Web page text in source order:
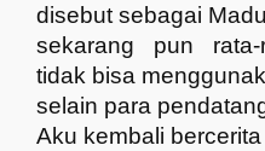
disebut sebagai
sekarang pun
tidak bisa
selain para
Aku kembali